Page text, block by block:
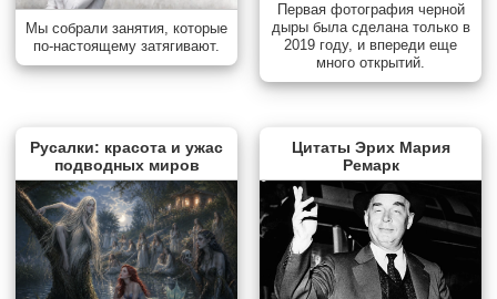
Мы собрали занятия, которые
по-настоящему затягивают.
Первая фотография черной
дыры была сделана только в
2019 году, и впереди еще
много открытий.
Русалки: красота и ужас
подводных миров
Цитаты Эрих Мария
Ремарк